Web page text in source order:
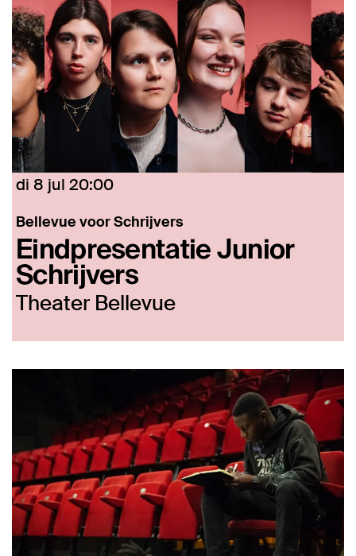
Eindpresentatie Junior
Schrijvers
Theater Bellevue
Bellevue voor Schrijvers
di 8 jul 20:00